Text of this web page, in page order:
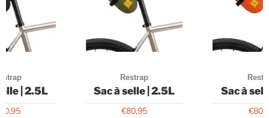
| 2.5L
Restrap
Sac à selle | 2.5L
€80,95
Sac à